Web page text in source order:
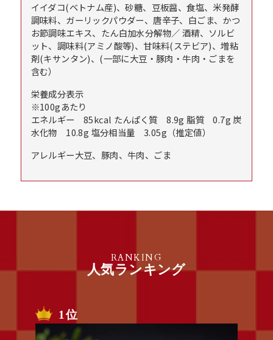
イイダコ(ベトナム産)、砂糖、豆板醤、食塩、米発酵
調味料、ガーリックパウダー、唐辛子、白ごま、かつ
お節調味エキス、たん白加水分解物／ 酒精、ソルビ
ット、調味料(アミノ酸等)、甘味料(ステビア)、増粘
剤(キサンタン)、(一部に大豆・豚肉・牛肉・ごまを
含む）
栄養成分表示
※100gあたり
エネルギー 85kcal たんぱく質 8.9g 脂質 0.7g 炭
水化物 10.8g 塩分相当量 3.05g（推定値）
アレルギー大豆、豚肉、牛肉、ごま
RANKING
人気ランキング
1位